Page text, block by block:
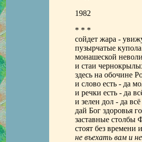
1982
* * *
сойдет жара -
пузырчатые купола
монашеской
и стаи
здесь на обочине
и слово есть - да
и речки есть - да
и зелен дол - да всё
дай Бог здоровья
заставные столбы
стоят без времени
не въехать вам и